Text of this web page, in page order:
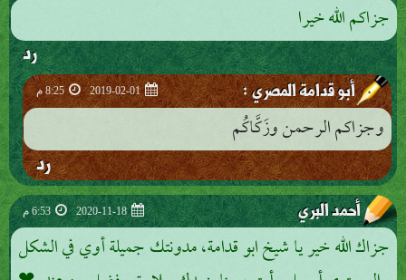
جزاكم الله خيرا
رد
أبو قدامة المصري:
2019-02-01 8:25 م
وجزاكم الرحمن وزَكَّاكُم
رد
أحمد البري 2020-11-18 6:53 م
جزاك الله خير يا شيخ ابو قدامة، مدونتك جميلة أوي في الشكل